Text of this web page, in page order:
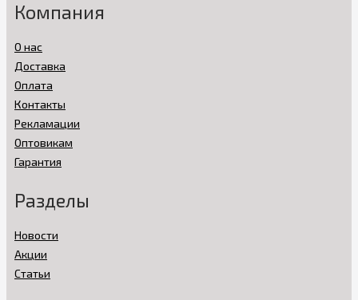
Компания
О нас
Доставка
Оплата
Контакты
Рекламации
Оптовикам
Гарантия
Разделы
Новости
Акции
Статьи